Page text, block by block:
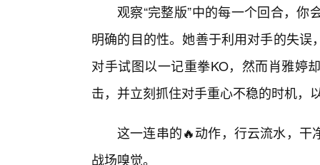
观察“完整版”中的每一个回合，
明确的目的性。她善于利用对手的失
对手试图以一记重拳KO，然而肖雅婷
击，并立刻抓住对手重心不稳的时机，
这一连串的🔥动作，行云流水，干
战场嗅觉。